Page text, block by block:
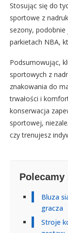
Stosując się do
sportowe z
sezony,
parkietach NBA,
Podsumowując,
sportowych z
znakowania do
trwałości i
konserwacja
sportowej,
czy trenujesz
Polecamy
Bluza
gracza
Stroje